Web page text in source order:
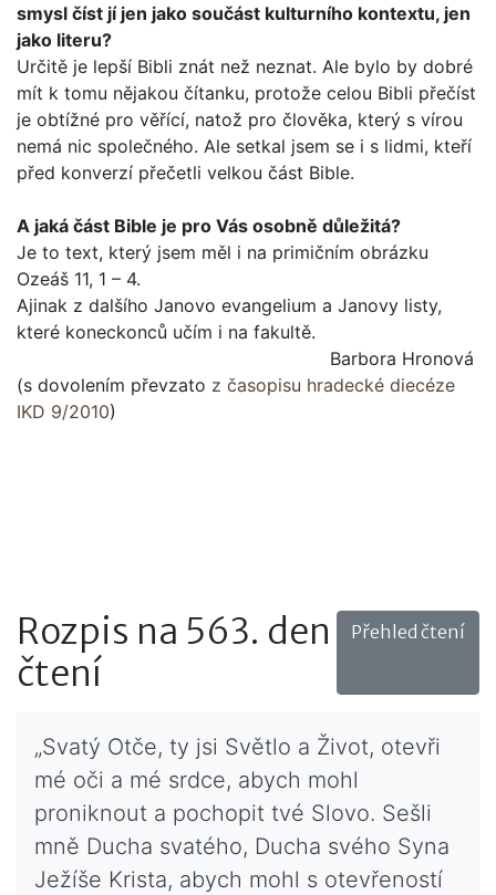
smysl číst jí jen jako součást kulturního kontextu, jen
jako lite­ru?
Určitě je lepší Bibli znát než neznat. Ale bylo by dobré
mít k tomu nějakou čítanku, protože celou Bibli přečíst
je obtížné pro věřící, natož pro člověka, který s vírou
nemá nic společ­ného. Ale setkal jsem se i s lidmi, kteří
před konverzí přečetli velkou část Bible.
A jaká část Bible je pro Vás osobně důležitá?
Je to text, který jsem měl i na primičním obrázku
Ozeáš 11, 1 – 4.
Ajinak z dalšího Janovo evangelium a Janovy listy,
které koneckonců učím i na fakultě.
Barbora Hronová
(s dovolením převzato z časopisu hradecké diecéze
IKD 9/2010)
Rozpis na 563. den
čtení
Přehled čtení
„Svatý Otče, ty jsi Světlo a Život, otevři
mé oči a mé srdce, abych mohl
proniknout a pochopit tvé Slovo. Sešli
mně Ducha svatého, Ducha svého Syna
Ježíše Krista, abych mohl s otevřeností